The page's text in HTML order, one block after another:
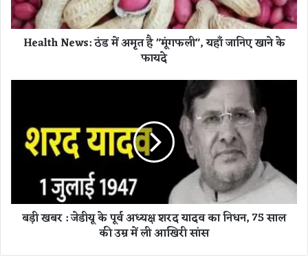
e
w
ग
,
Health News: ठंड में अमृत है "मूंगफली", यहाँ जानिए खाने के
फायदे
यू
बड़ी खबर : जेडीयू के पूर्व अध्यक्ष शरद यादव का निधन, 75 साल
की उम्र में ली आखिरी सांस